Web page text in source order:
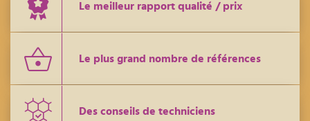
Le meilleur rapport qualité / prix
Le plus grand nombre de références
Des conseils de techniciens